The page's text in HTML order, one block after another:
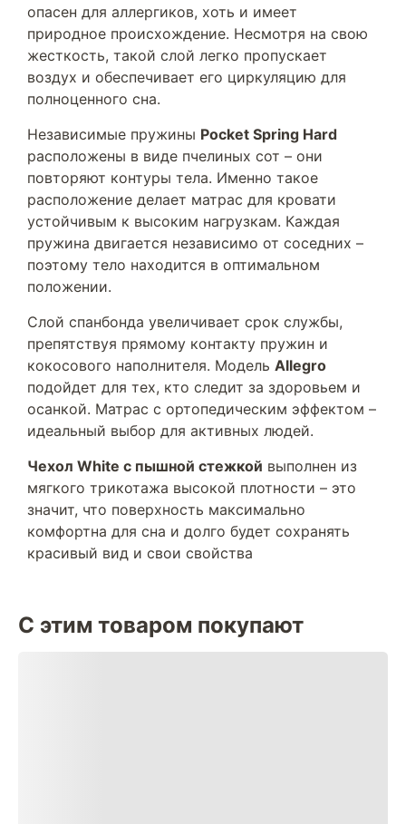
опасен для аллергиков, хоть и имеет
природное происхождение. Несмотря на свою
жесткость, такой слой легко пропускает
воздух и обеспечивает его циркуляцию для
полноценного сна.
Независимые пружины Pocket Spring Hard
расположены в виде пчелиных сот – они
повторяют контуры тела. Именно такое
расположение делает матрас для кровати
устойчивым к высоким нагрузкам. Каждая
пружина двигается независимо от соседних –
поэтому тело находится в оптимальном
положении.
Слой спанбонда увеличивает срок службы,
препятствуя прямому контакту пружин и
кокосового наполнителя. Модель Allegro
подойдет для тех, кто следит за здоровьем и
осанкой. Матрас с ортопедическим эффектом –
идеальный выбор для активных людей.
Чехол White с пышной стежкой выполнен из
мягкого трикотажа высокой плотности – это
значит, что поверхность максимально
комфортна для сна и долго будет сохранять
красивый вид и свои свойства
С этим товаром покупают